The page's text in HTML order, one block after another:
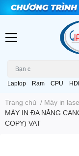
Laptop Ram CPU
Trang chủ / Máy in
MÁY IN ĐA NĂNG
COPY) VAT